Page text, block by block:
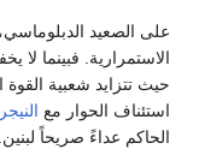
على الصعيد
الاستمرارية. فبينما لا
حيث تتزايد شعبية القوة
استئناف الحوار مع النيجر
الحاكم عداءً صريحاً لبنين.